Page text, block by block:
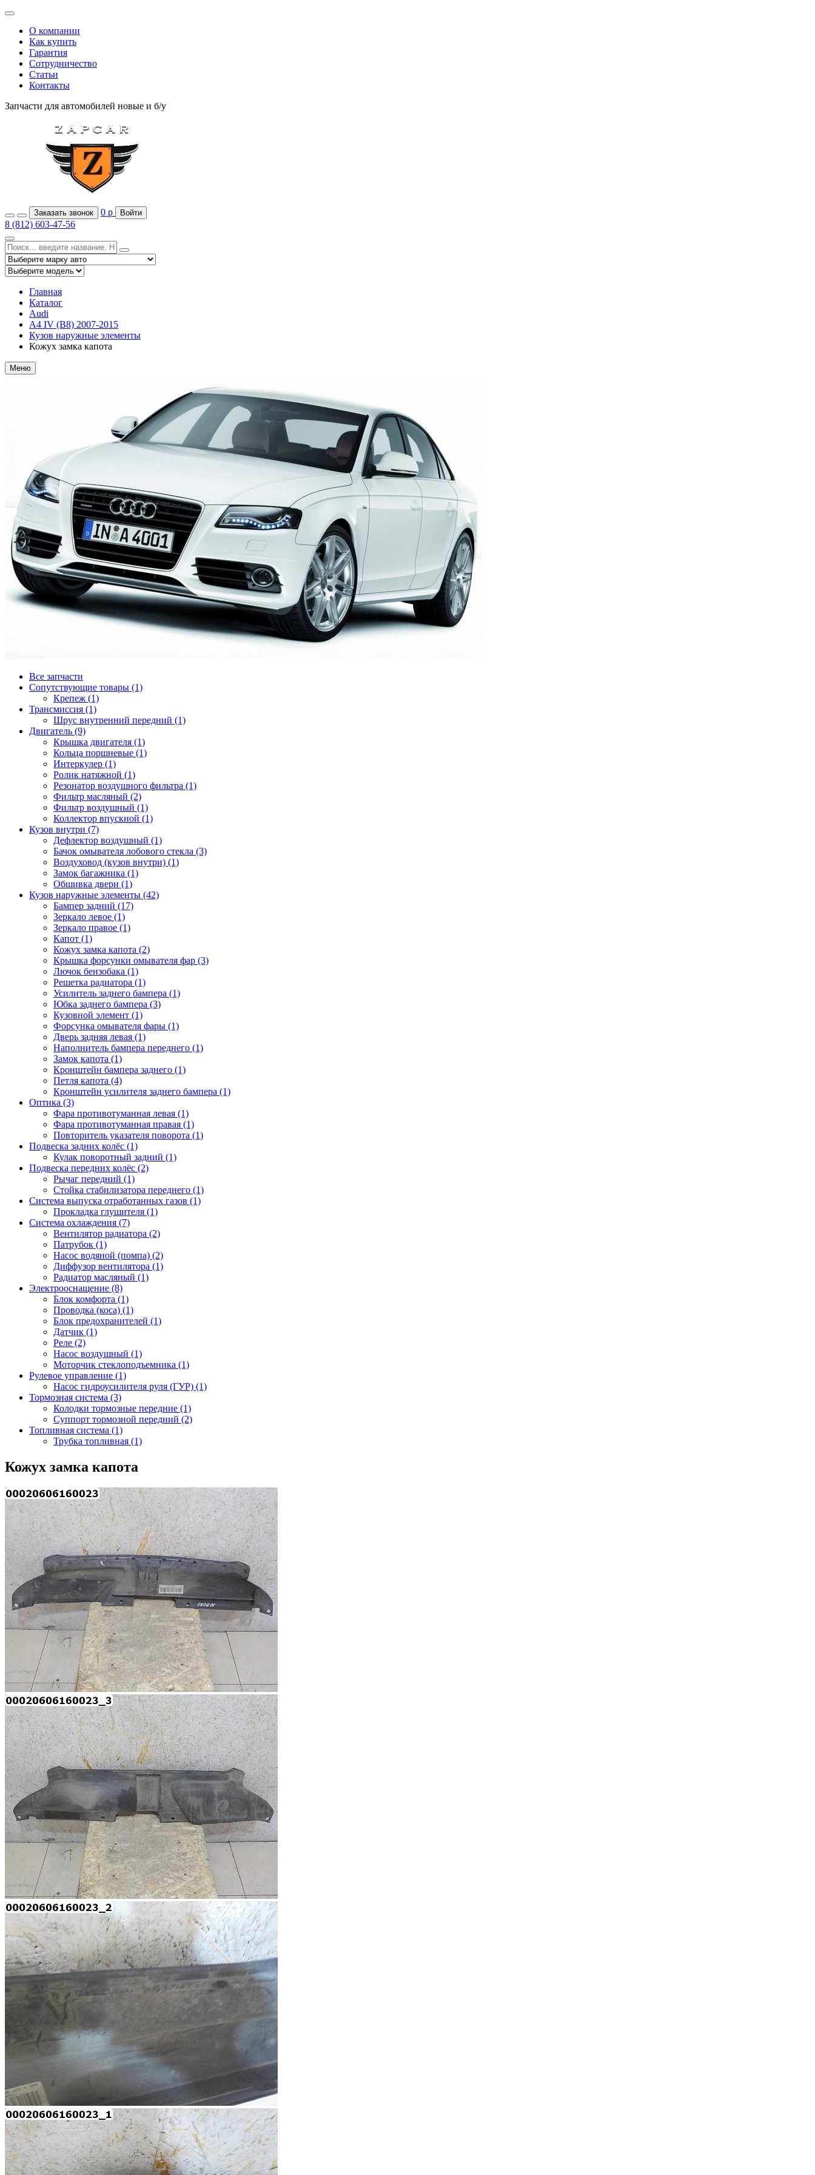
О компании
Как купить
Гарантия
Сотрудничество
Статьи
Контакты
Запчасти для автомобилей новые и б/у
Заказать звонок 0 р Войти
8 (812) 603-47-56
Главная
Каталог
Audi
A4 IV (B8) 2007-2015
Кузов наружные элементы
Кожух замка капота
Меню
Все запчасти
Сопутствующие товары (1)
Крепеж (1)
Трансмиссия (1)
Шрус внутренний передний (1)
Двигатель (9)
Крышка двигателя (1)
Кольца поршневые (1)
Интеркулер (1)
Ролик натяжной (1)
Резонатор воздушного фильтра (1)
Фильтр масляный (2)
Фильтр воздушный (1)
Коллектор впускной (1)
Кузов внутри (7)
Дефлектор воздушный (1)
Бачок омывателя лобового стекла (3)
Воздуховод (кузов внутри) (1)
Замок багажника (1)
Обшивка двери (1)
Кузов наружные элементы (42)
Бампер задний (17)
Зеркало левое (1)
Зеркало правое (1)
Капот (1)
Кожух замка капота (2)
Крышка форсунки омывателя фар (3)
Лючок бензобака (1)
Решетка радиатора (1)
Усилитель заднего бампера (1)
Юбка заднего бампера (3)
Кузовной элемент (1)
Форсунка омывателя фары (1)
Дверь задняя левая (1)
Наполнитель бампера переднего (1)
Замок капота (1)
Кронштейн бампера заднего (1)
Петля капота (4)
Кронштейн усилителя заднего бампера (1)
Оптика (3)
Фара противотуманная левая (1)
Фара противотуманная правая (1)
Повторитель указателя поворота (1)
Подвеска задних колёс (1)
Кулак поворотный задний (1)
Подвеска передних колёс (2)
Рычаг передний (1)
Стойка стабилизатора переднего (1)
Система выпуска отработанных газов (1)
Прокладка глушителя (1)
Система охлаждения (7)
Вентилятор радиатора (2)
Патрубок (1)
Насос водяной (помпа) (2)
Диффузор вентилятора (1)
Радиатор масляный (1)
Электрооснащение (8)
Блок комфорта (1)
Проводка (коса) (1)
Блок предохранителей (1)
Датчик (1)
Реле (2)
Насос воздушный (1)
Моторчик стеклоподъемника (1)
Рулевое управление (1)
Насос гидроусилителя руля (ГУР) (1)
Тормозная система (3)
Колодки тормозные передние (1)
Суппорт тормозной передний (2)
Топливная система (1)
Трубка топливная (1)
Кожух замка капота